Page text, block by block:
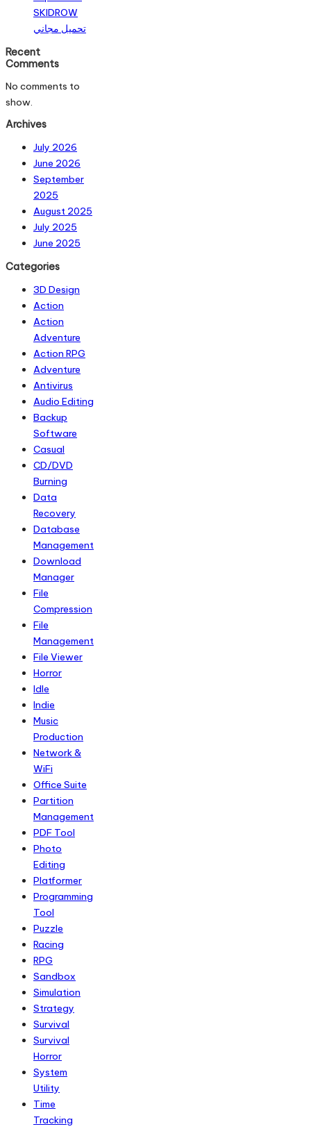
SKIDROW
تحميل مجاني
Recent
Comments
No comments to
show.
Archives
July 2026
June 2026
September
2025
August 2025
July 2025
June 2025
Categories
3D Design
Action
Action
Adventure
Action RPG
Adventure
Antivirus
Audio Editing
Backup
Software
Casual
CD/DVD
Burning
Data
Recovery
Database
Management
Download
Manager
File
Compression
File
Management
File Viewer
Horror
Idle
Indie
Music
Production
Network &
WiFi
Office Suite
Partition
Management
PDF Tool
Photo
Editing
Platformer
Programming
Tool
Puzzle
Racing
RPG
Sandbox
Simulation
Strategy
Survival
Survival
Horror
System
Utility
Time
Tracking